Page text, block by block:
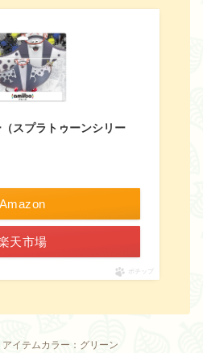
スプラトゥーンシリー
Amazon
天市場
ポチップ
アイテムカラー：グリーン